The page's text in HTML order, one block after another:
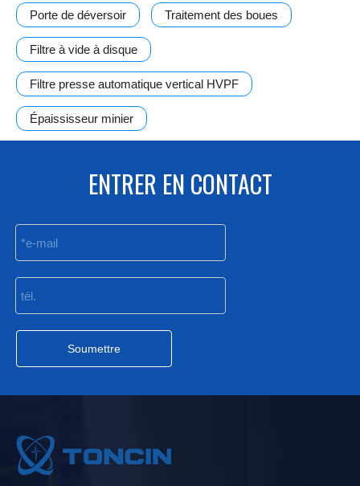
Porte de déversoir Traitement des boues
Filtre à vide à disque
Filtre presse automatique vertical HVPF
Épaississeur minier
ENTRER EN CONTACT
Soumettre